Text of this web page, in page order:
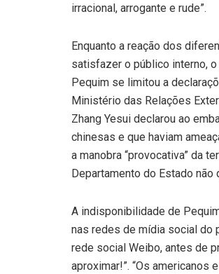
irracional, arrogante e rude”.
Enquanto a reação dos
satisfazer o público interno,
Pequim se limitou a
Ministério das Relações
Zhang Yesui declarou ao
chinesas e que haviam
a manobra “provocativa” da
Departamento do Estado
A indisponibilidade de
nas redes de mídia social do
rede social Weibo, antes de
aproximar!”. “Os americanos